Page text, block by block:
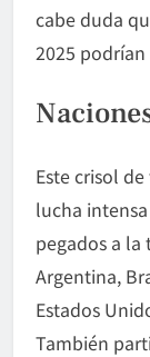
cabe duda
2025
Este crisol
lucha
pegados a la
Argentina,
Estados
También